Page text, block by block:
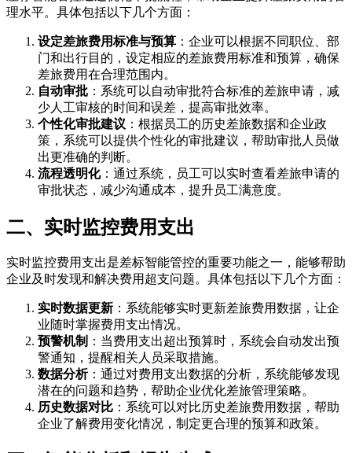
理水平。具体包括以下几个方面：
设定差旅费用标准与预算 ：企业可以根据不同职位、部
门和出行目的，设定相应的差旅费用标准和预算，确保
差旅费用在合理范围内。
自动审批 ：系统可以自动审批符合标准的差旅申请，减
少人工审核的时间和误差，提高审批效率。
个性化审批建议 ：根据员工的历史差旅数据和企业政
策，系统可以提供个性化的审批建议，帮助审批人员做
出更准确的判断。
流程透明化：通过系统，员工可以实时查看差旅申请的
审批状态，减少沟通成本，提升员工满意度。
二、实时监控费用支出
实时监控费用支出是差标智能管控的重要功能之一，能够帮助
企业及时发现和解决费用超支问题。具体包括以下几个方面：
实时数据更新 ：系统能够实时更新差旅费用数据，让企
业随时掌握费用支出情况。
预警机制 ：当费用支出超出预算时，系统会自动发出预
警通知，提醒相关人员采取措施。
数据分析：通过对费用支出数据的分析，系统能够发现
潜在的问题和趋势，帮助企业优化差旅管理策略。
历史数据对比 ：系统可以对比历史差旅费用数据，帮助
企业了解费用变化情况，制定更合理的预算和政策。